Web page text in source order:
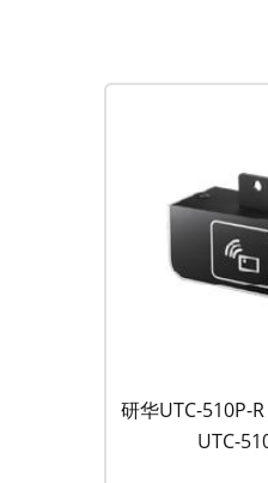
研华UTC-510P-
UTC-